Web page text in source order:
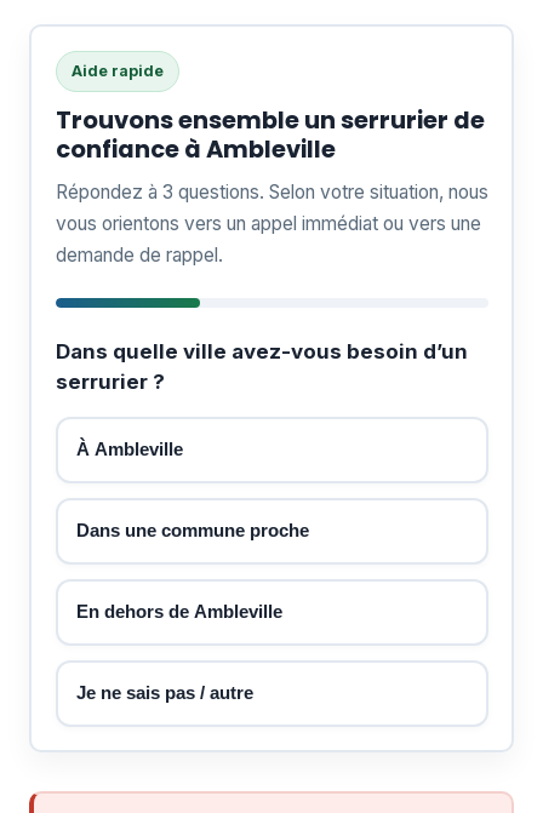
Aide rapide
Trouvons ensemble un serrurier de
confiance à Ambleville
Répondez à 3 questions. Selon votre situation, nous
vous orientons vers un appel immédiat ou vers une
demande de rappel.
Dans quelle ville avez-vous besoin d’un
serrurier ?
À Ambleville
Dans une commune proche
En dehors de Ambleville
Je ne sais pas / autre